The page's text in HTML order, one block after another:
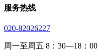
服务热线
020-82026227
周一至周五 8：30—18：00